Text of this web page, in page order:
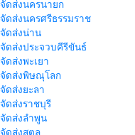
ดส่งนครนายก
ดส่งนครศรีธรรมราช
ดส่งน่าน
ดส่งประจวบคีรีขันธ์
ดส่งพะเยา
ดส่งพิษณุโลก
ดส่งยะลา
ดส่งราชบุรี
ดส่งลำพูน
ดส่งสตูล